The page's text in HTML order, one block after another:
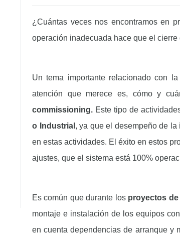
¿Cuántas veces nos encontramos en
operación inadecuada hace que el
Un tema importante relacionado con la
atención que merece es, cómo y
commissioning. Este tipo de
o Industrial , ya que el desempeño de la
en estas actividades. El éxito en estos
ajustes, que el sistema está 100%
Es común que durante los proyectos
montaje e instalación de los equipos
en cuenta dependencias de arranque y